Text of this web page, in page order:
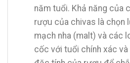
năm tuổi. Khả năng của
rượu của chivas là chọn
mạch nha (malt) và các
cốc với tuổi chính xác và